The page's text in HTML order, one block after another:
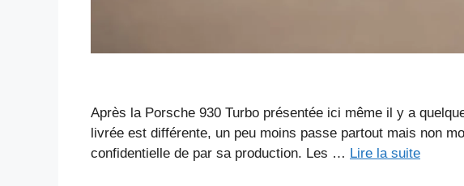
Après la Porsche 930 Turbo présentée ici même il y a
livrée est différente, un peu moins passe partout mais non
confidentielle de par sa production. Les … Lire la suite